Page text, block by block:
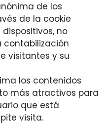
de los
de la cookie
no
contabilización
visitantes y su
los contenidos
más atractivos para
que está
visita.